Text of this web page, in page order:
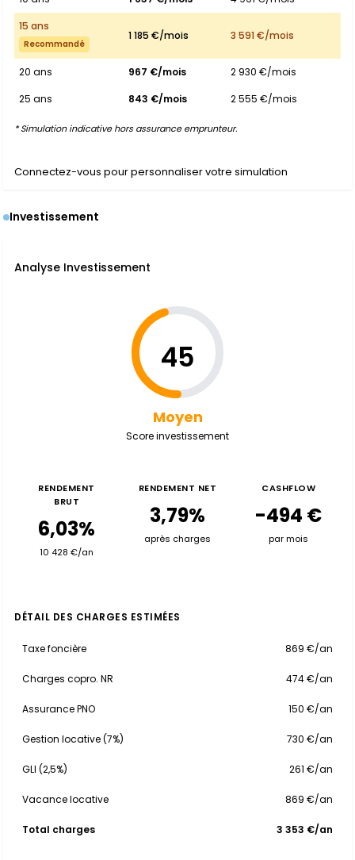
15 ans
Recommandé
1 185 €/mois 3 591 €/mois
20 ans 967 €/mois
2 930 €/mois
25 ans
843 €/mois 2 555 €/mois
* Simulation indicative hors assurance emprunteur.
Connectez-vous pour personnaliser votre simulation
Investissement
Analyse Investissement
45
Moyen
Score investissement
RENDEMENT
BRUT
6,03%
10 428 €/an
RENDEMENT NET
3,79%
après charges
CASHFLOW
-494 €
par mois
DÉTAIL DES CHARGES ESTIMÉES
Taxe foncière 869 €/an
Charges copro. NR 474 €/an
Assurance PNO 150 €/an
Gestion locative (7%) 730 €/an
GLI (2,5%) 261 €/an
Vacance locative 869 €/an
Total charges 3 353 €/an